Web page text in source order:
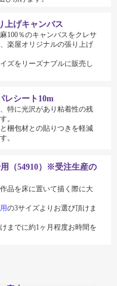
げキャンバス
100％のキャンバスをクレサ
楽屋オリジナルの張り上げ
ズをリーズナブルに販売し
シート10m
特に光沢があり粘着性の残
。
梱包材との貼りつきを軽減
。
（54910）※受注生産の
品を床に置いて描く際に大
の3サイズよりお選び頂けま
までに約1ヶ月程度お時間を